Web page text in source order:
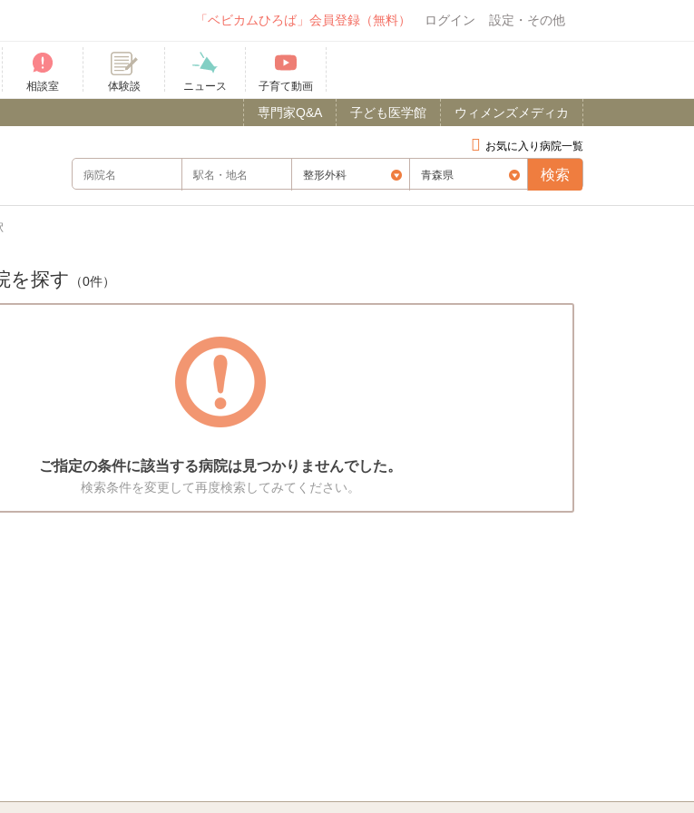
「ベビカムひろば」会員登録（無料） ログイン 設定・その他
相談室 体験談 ニュース 子育て動画
ウィメンズメディカ
子ども医学館
専門家Q&A
お気に入り病院一覧
を探す （0件）
ご指定の条件に該当する病院は見つかりませんでした。
検索条件を変更して再度検索してみてください。